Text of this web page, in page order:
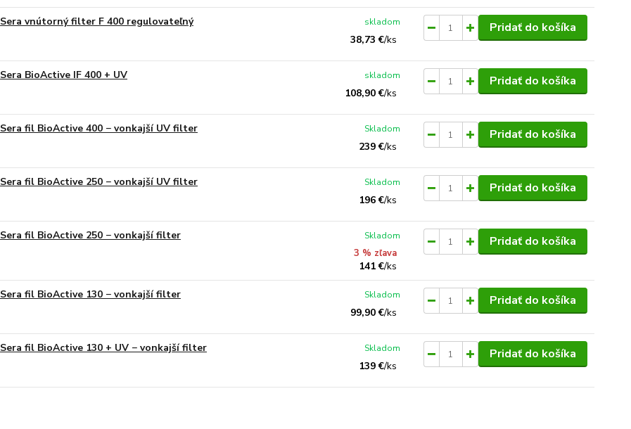
Sera vnútorný filter F 400 regulovateľný
38,73 €/ks
skladom Pridať do košíka
Sera BioActive IF 400 + UV
108,90 €/ks
skladom Pridať do košíka
Sera fil BioActive 400 − vonkajší UV filter
239 €/ks
Skladom Pridať do košíka
Sera fil BioActive 250 − vonkajší UV filter
196 €/ks
Skladom Pridať do košíka
Sera fil BioActive 250 − vonkajší filter
3 % zľava
141 €/ks
Skladom Pridať do košíka
Sera fil BioActive 130 − vonkajší filter
99,90 €/ks
Skladom Pridať do košíka
Sera fil BioActive 130 + UV − vonkajší filter
139 €/ks
Skladom Pridať do košíka